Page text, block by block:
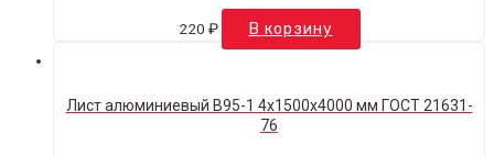
220 ₽ В корзину
Лист алюминиевый В95-1 4х1500х4000 мм ГОСТ 21631-
76